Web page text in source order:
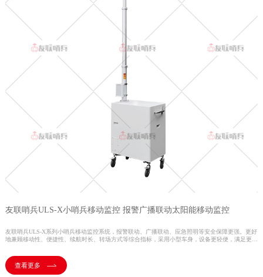
友联哨兵ULS-X小哨兵移动监控 报警广播联动太阳能移动监控
友联哨兵ULS-X系列小哨兵移动监控系统，报警联动、广播联动、应急照明等安全保障更强。更好
地兼顾移动性、便捷性、续航时长、转场方式等综合指标，采用小型车身，设备更轻便，满足更多
搭载无死角智能高清监控摄像机，透雾性能强，拍摄不受线和天气影响；可加选AI功能，满足客户
智能化识别需求。
查看更多